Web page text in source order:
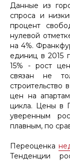
Данные из
спроса и
процент
нулевой
на 4%.
единиц в 2015
15% - рост
связан не
строительство
цен на
цикла. Цены в
уверенным
плавным, по
Переоценка
Тенденции